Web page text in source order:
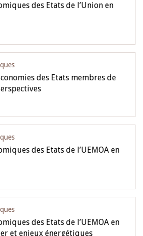
des Etats de l’Union en
des Etats membres de
des Etats de l’UEMOA en
des Etats de l’UEMOA en
et enjeux énergétiques